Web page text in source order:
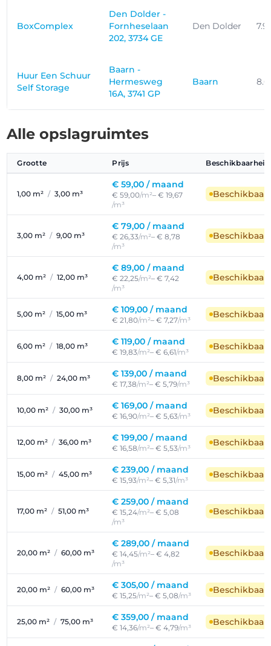
BoxComplex
Den Dolder -
Fornheselaan
202, 3734 GE
Den Dolder
Huur Een Schuur
Self Storage
Baarn -
Hermesweg
16A, 3741 GP
Baarn
Alle opslagruimtes
Grootte Prijs Beschikbaarheid
1,00 m² / 3,00 m³
€ 59,00 / maand
€ 59,00/m²– € 19,67
/m³
3,00 m² / 9,00 m³
€ 79,00 / maand
€ 26,33/m²– € 8,78
/m³
4,00 m² / 12,00 m³
€ 89,00 / maand
€ 22,25/m²– € 7,42
/m³
5,00 m² / 15,00 m³ € 109,00 / maand
€ 21,80/m²– € 7,27/m³
6,00 m² / 18,00 m³ € 119,00 / maand
€ 19,83/m²– € 6,61/m³
8,00 m² / 24,00 m³ € 139,00 / maand
€ 17,38/m²– € 5,79/m³
10,00 m² / 30,00 m³ € 169,00 / maand
€ 16,90/m²– € 5,63/m³
12,00 m² / 36,00 m³ € 199,00 / maand
€ 16,58/m²– € 5,53/m³
15,00 m² / 45,00 m³ € 239,00 / maand
€ 15,93/m²– € 5,31/m³
17,00 m² / 51,00 m³
€ 259,00 / maand
€ 15,24/m²– € 5,08
/m³
20,00 m² / 60,00 m³
€ 289,00 / maand
€ 14,45/m²– € 4,82
/m³
20,00 m² / 60,00 m³ € 305,00 / maand
€ 15,25/m²– € 5,08/m³
25,00 m² / 75,00 m³ € 359,00 / maand
€ 14,36/m²– € 4,79/m³